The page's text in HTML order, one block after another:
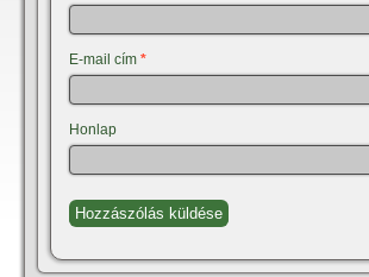
E-mail cím *
Honlap